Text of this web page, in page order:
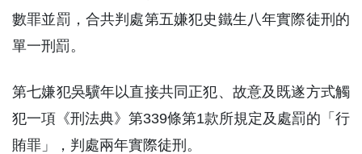
數罪並罰，合共判處第五嫌犯史鐵生八年實際徒刑的
單一刑罰。
第七嫌犯吳驥年以直接共同正犯、故意及既遂方式觸
犯一項《刑法典》第339條第1款所規定及處罰的「行
賄罪」，判處兩年實際徒刑。